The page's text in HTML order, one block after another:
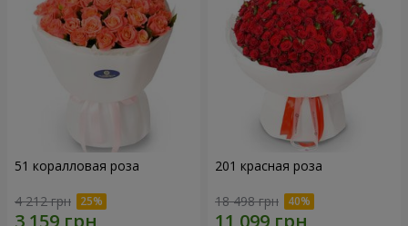
51 коралловая роза
4 212 грн
201 красная роза
18 498 грн